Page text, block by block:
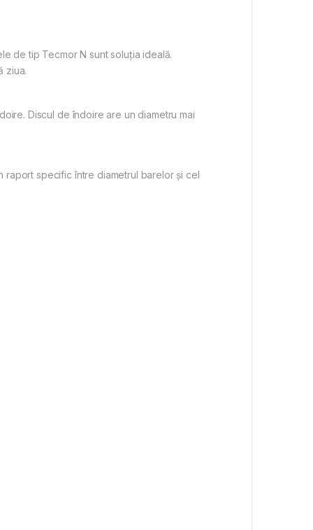
de tip Tecmor N sunt soluția ideală.
ziua.
Discul de îndoire are un diametru mai
raport specific între diametrul barelor și cel